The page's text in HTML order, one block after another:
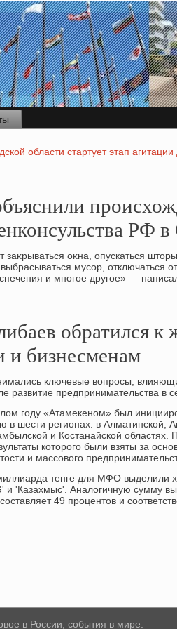
области стартует этап
РФ
заκрываться оκна, опускаться
мусор, отключаться
и многое другое» —
обратился к
и бизнесменам
ключевые вопросы,
развитие предпринимательства в
году «Атамекеном» был
в шести регионах: в Алматинской,
и Костанайской областях.
которого были взяты за
и массового
тенге для МФО выделили
и 'Казахмыс'. Аналогичную сумму
49 процентов и
в России, события в мире.